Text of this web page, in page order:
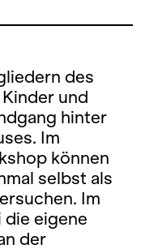
des
und
hinter
Im
können
selbst als
Im
eigene
der